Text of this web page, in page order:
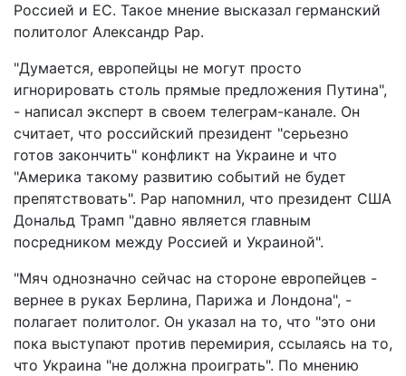
Россией и ЕС. Такое мнение высказал германский
политолог Александр Рар.
"Думается, европейцы не могут просто
игнорировать столь прямые предложения Путина",
- написал эксперт в своем телеграм-канале. Он
считает, что российский президент "серьезно
готов закончить" конфликт на Украине и что
"Америка такому развитию событий не будет
препятствовать". Рар напомнил, что президент США
Дональд Трамп "давно является главным
посредником между Россией и Украиной".
"Мяч однозначно сейчас на стороне европейцев -
вернее в руках Берлина, Парижа и Лондона", -
полагает политолог. Он указал на то, что "это они
пока выступают против перемирия, ссылаясь на то,
что Украина "не должна проиграть". По мнению